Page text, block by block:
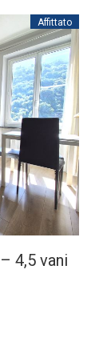
Affittato
4,5 vani